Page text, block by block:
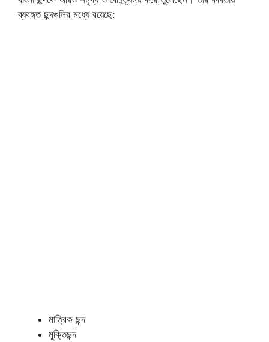
ব্যবহৃত ছন্দগুলির মধ্যে রয়েছে:
মাত্রিক ছন্দ
মুক্তিছন্দ